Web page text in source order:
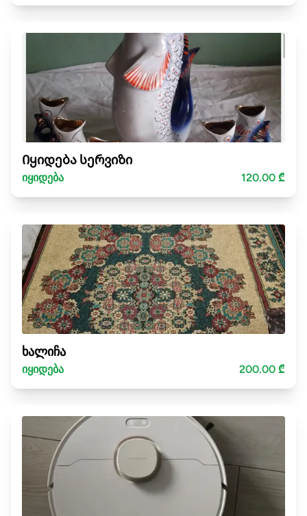
Იყიდება სერვიზი
იყიდება 120.00 ₾
ხალიჩა
იყიდება 200.00 ₾